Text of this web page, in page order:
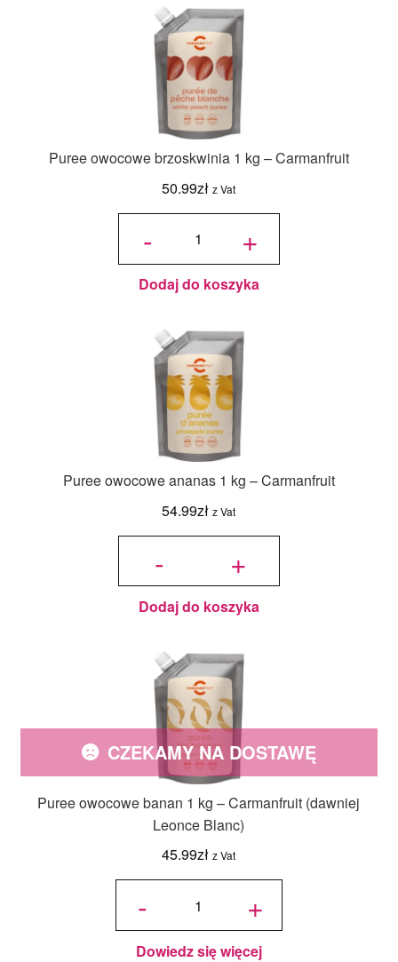
Puree owocowe brzoskwinia 1 kg – Carmanfruit
50.99zł z Vat
-
ilość Puree
1 kg -
Carmanfruit +
Dodaj do koszyka
Puree owocowe ananas 1 kg – Carmanfruit
54.99zł z Vat
-
ilość Puree
kg -
Carmanfruit +
Dodaj do koszyka
Puree owocowe banan 1 kg – Carmanfruit (dawniej
Leonce Blanc)
45.99zł z Vat
CZEKAMY NA DOSTAWĘ
-
ilość Puree
Carmanfruit
(dawniej
Leonce
Blanc)
+
Dowiedz się więcej